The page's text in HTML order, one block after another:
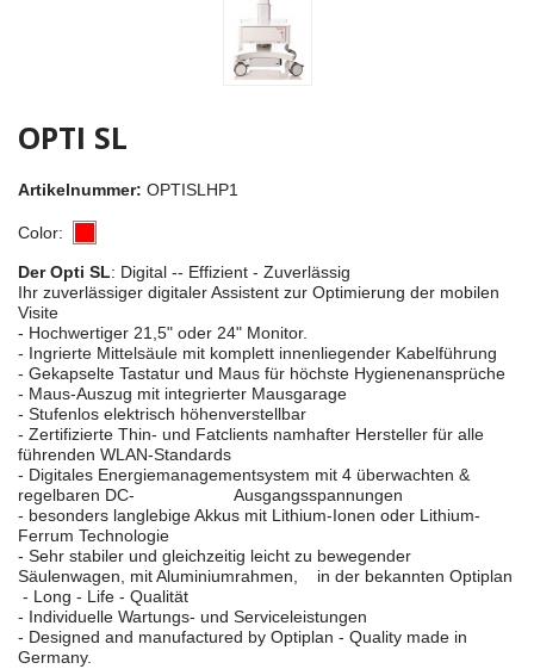
OPTI SL
Artikelnummer: OPTISLHP1
Color:
Der Opti SL: Digital -- Effizient - Zuverlässig
Ihr zuverlässiger digitaler Assistent zur Optimierung der mobilen
Visite
- Hochwertiger 21,5" oder 24" Monitor.
- Ingrierte Mittelsäule mit komplett innenliegender Kabelführung
- Gekapselte Tastatur und Maus für höchste Hygienenansprüche
- Maus-Auszug mit integrierter Mausgarage
- Stufenlos elektrisch höhenverstellbar
- Zertifizierte Thin- und Fatclients namhafter Hersteller für alle
führenden WLAN-Standards
- Digitales Energiemanagementsystem mit 4 überwachten &
regelbaren DC- Ausgangsspannungen
- besonders langlebige Akkus mit Lithium-Ionen oder Lithium-
Ferrum Technologie
- Sehr stabiler und gleichzeitig leicht zu bewegender
Säulenwagen, mit Aluminiumrahmen, in der bekannten Optiplan
- Long - Life - Qualität
- Individuelle Wartungs- und Serviceleistungen
- Designed and manufactured by Optiplan - Quality made in
Germany.